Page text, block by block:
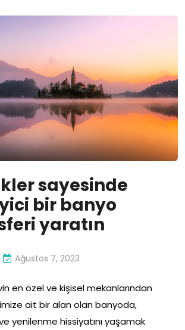
sayesinde
bir banyo
yaratın
Ağustos 7, 2023
en özel ve kişisel mekanlarından
ait bir alan olan banyoda,
yenilenme hissiyatını yaşamak